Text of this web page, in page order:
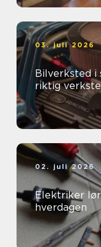
03. juli 2026
Bilverksted i
riktig
02. juli 2026
Elektriker lørenskog
hverdagen